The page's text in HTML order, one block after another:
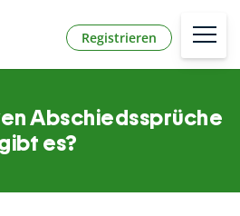
Registrieren
Abschiedssprüche
es?